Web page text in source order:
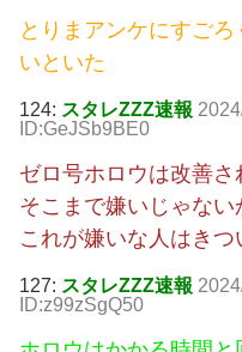
とりまアンケにすご
いといた
124: スタレZZZ速報
ID:GeJSb9BE0
ゼロ号ホロウは改善さ
そこまで嫌いじゃな
これが嫌いな人はきつ
127: スタレZZZ速報
ID:z99zSgQ50